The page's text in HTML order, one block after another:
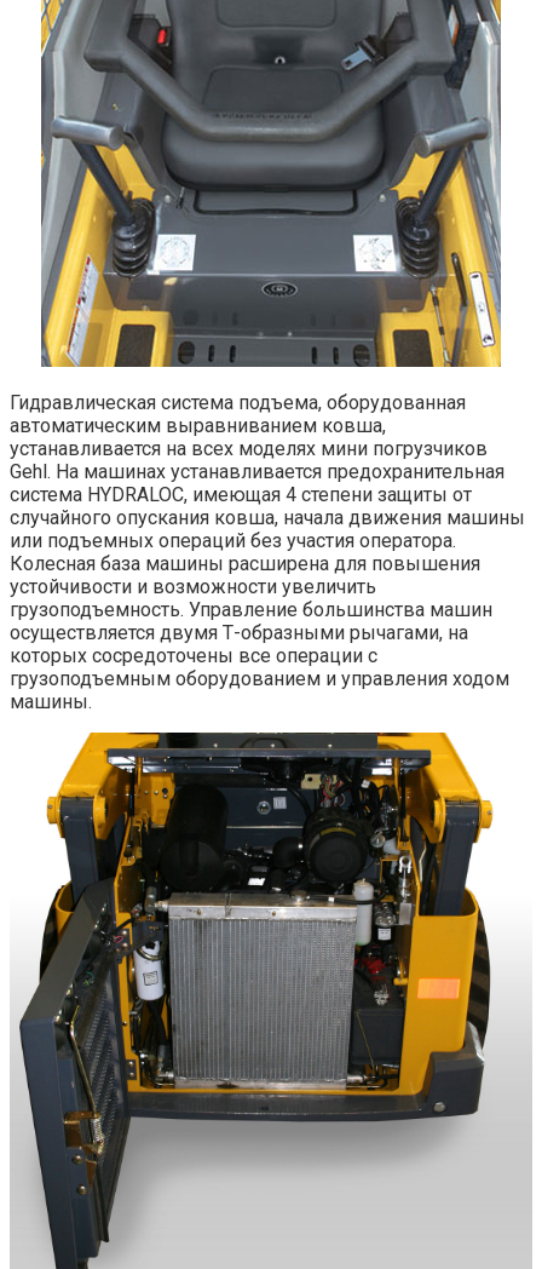
Гидравлическая система подъема, оборудованная
автоматическим выравниванием ковша,
устанавливается на всех моделях мини погрузчиков
Gehl. На машинах устанавливается предохранительная
система HYDRALOC, имеющая 4 степени защиты от
случайного опускания ковша, начала движения машины
или подъемных операций без участия оператора.
Колесная база машины расширена для повышения
устойчивости и возможности увеличить
грузоподъемность. Управление большинства машин
осуществляется двумя Т-образными рычагами, на
которых сосредоточены все операции с
грузоподъемным оборудованием и управления ходом
машины.